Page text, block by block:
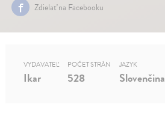
Zdielať na Facebooku
VYDAVATEĽ
Ikar
POČET STRÁN
528
JAZYK
Slovenčina